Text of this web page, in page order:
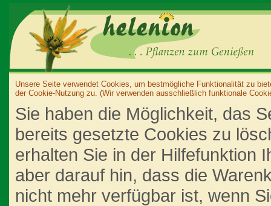
Unsere Seite verwendet Cookies, um bestmögliche Funktionalität zu
der Cookie-Nutzung zu. (Wir verwenden ausschließlich funktionale
Sie haben die Möglichkeit, das
bereits gesetzte Cookies zu
erhalten Sie in der Hilfefunktion
aber darauf hin, dass die
nicht mehr verfügbar ist, wenn